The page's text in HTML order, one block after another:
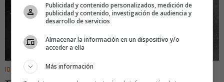
IDEAS
Publicidad y contenido personalizados, medición de
publicidad y contenido, investigación de audiencia y
desarrollo de servicios
Almacenar la información en un dispositivo y/o
acceder a ella
Más información